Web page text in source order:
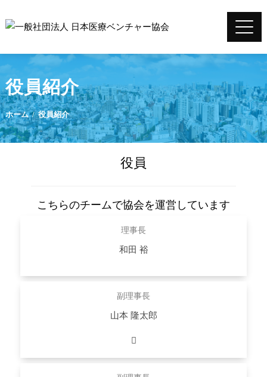
役員紹介
ホーム 役員紹介
役員
こちらのチームで協会を運営しています
理事長
和田 裕
詳しくはこちら
副理事長
山本 隆太郎
クオリーズ株式会社 代表取締役
詳しくはこちら